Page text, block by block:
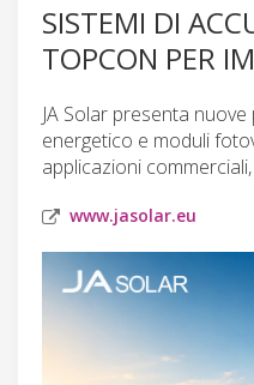
SISTEMI DI
TOPCON PER
JA Solar presenta
energetico e moduli
applicazioni
www.jasolar.eu